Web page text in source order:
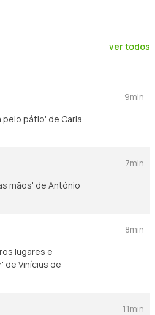
ver todos
pelo pátio' de Carla
9min
mãos' de António
7min
lugares e
de Vinícius de
8min
11min